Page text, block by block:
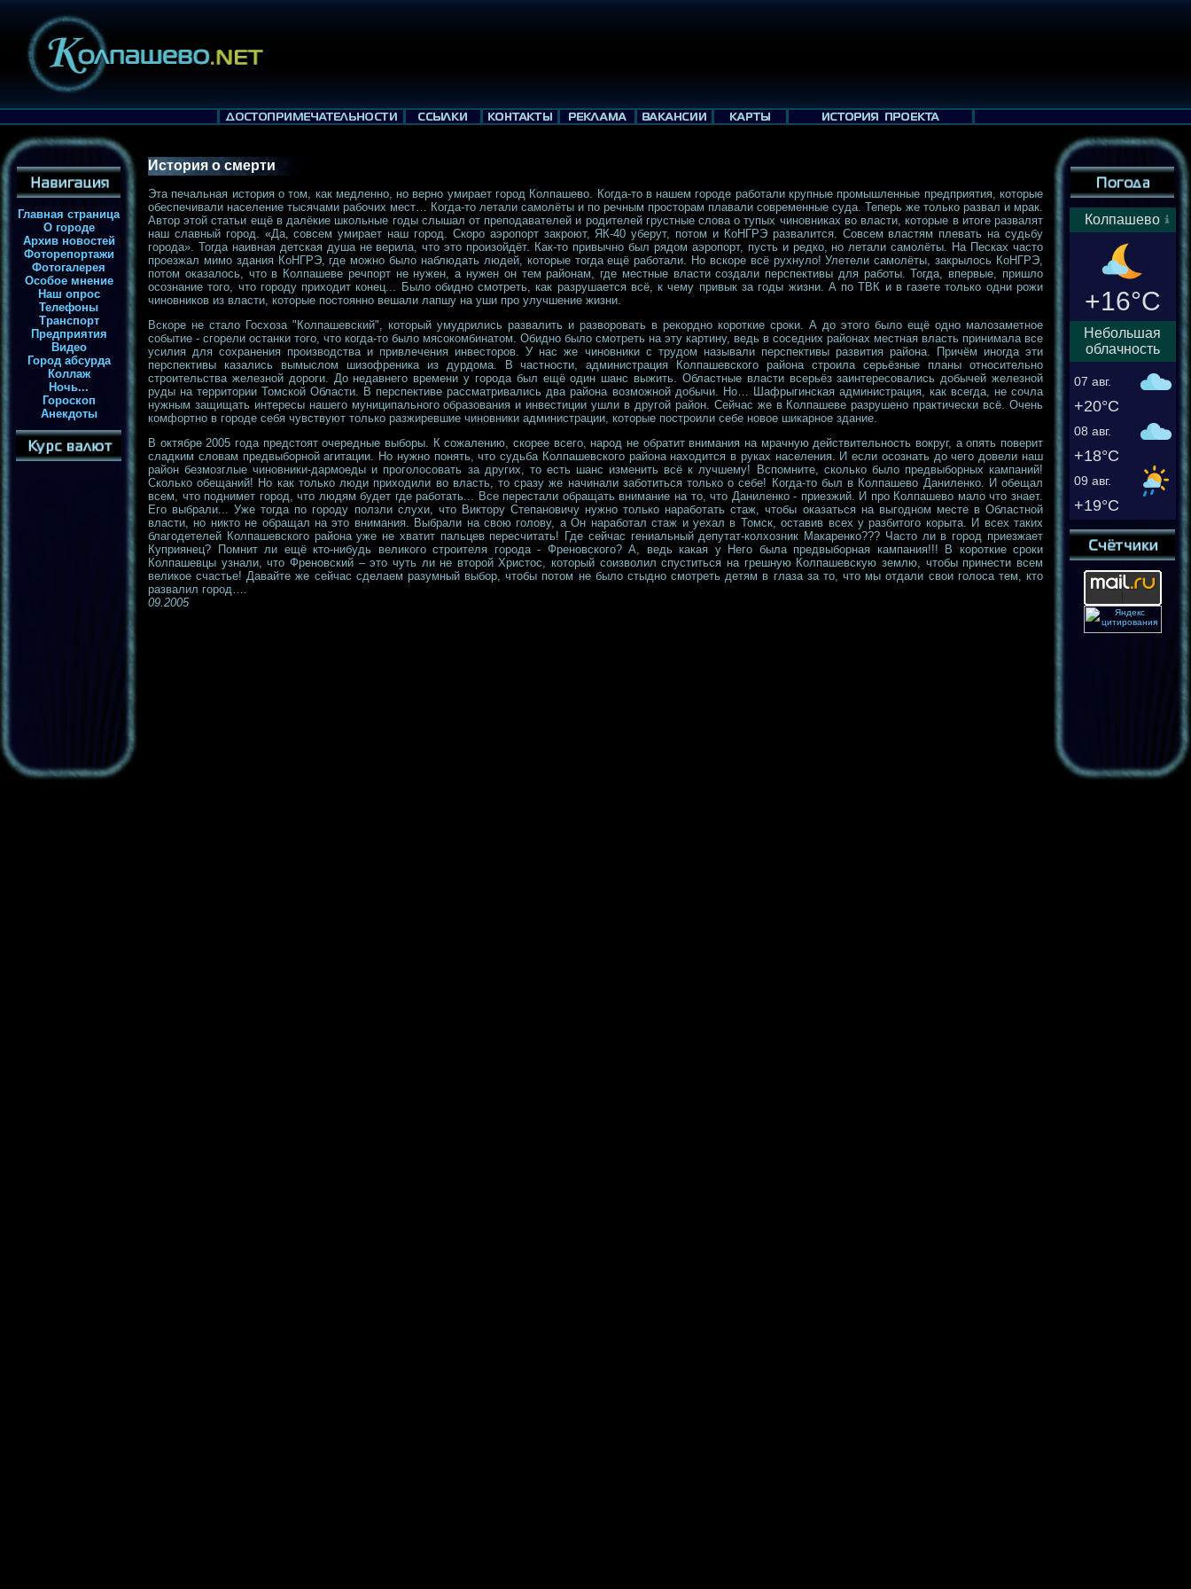
Главная страница
О городе
Архив новостей
Фоторепортажи
Фотогалерея
Особое мнение
Наш опрос
Телефоны
Транспорт
Предприятия
Видео
Город абсурда
Коллаж
Ночь...
Гороскоп
Анекдоты
История о смерти
Эта печальная история о том, как медленно, но верно умирает город Колпашево. Когда-то в нашем городе работали крупные промышленные предприятия, которые
обеспечивали население тысячами рабочих мест… Когда-то летали самолёты и по речным просторам плавали современные суда. Теперь же только развал и мрак.
Автор этой статьи ещё в далёкие школьные годы слышал от преподавателей и родителей грустные слова о тупых чиновниках во власти, которые в итоге развалят
наш славный город. «Да, совсем умирает наш город. Скоро аэропорт закроют, ЯК-40 уберут, потом и КоНГРЭ развалится. Совсем властям плевать на судьбу
города». Тогда наивная детская душа не верила, что это произойдёт. Как-то привычно был рядом аэропорт, пусть и редко, но летали самолёты. На Песках часто
проезжал мимо здания КоНГРЭ, где можно было наблюдать людей, которые тогда ещё работали. Но вскоре всё рухнуло! Улетели самолёты, закрылось КоНГРЭ,
потом оказалось, что в Колпашеве речпорт не нужен, а нужен он тем районам, где местные власти создали перспективы для работы. Тогда, впервые, пришло
осознание того, что городу приходит конец... Было обидно смотреть, как разрушается всё, к чему привык за годы жизни. А по ТВК и в газете только одни рожи
чиновников из власти, которые постоянно вешали лапшу на уши про улучшение жизни.
Вскоре не стало Госхоза "Колпашевский", который умудрились развалить и разворовать в рекордно короткие сроки. А до этого было ещё одно малозаметное
событие - сгорели останки того, что когда-то было мясокомбинатом. Обидно было смотреть на эту картину, ведь в соседних районах местная власть принимала все
усилия для сохранения производства и привлечения инвесторов. У нас же чиновники с трудом называли перспективы развития района. Причём иногда эти
перспективы казались вымыслом шизофреника из дурдома. В частности, администрация Колпашевского района строила серьёзные планы относительно
строительства железной дороги. До недавнего времени у города был ещё один шанс выжить. Областные власти всерьёз заинтересовались добычей железной
руды на территории Томской Области. В перспективе рассматривались два района возможной добычи. Но… Шафрыгинская администрация, как всегда, не сочла
нужным защищать интересы нашего муниципального образования и инвестиции ушли в другой район. Сейчас же в Колпашеве разрушено практически всё. Очень
комфортно в городе себя чувствуют только разжиревшие чиновники администрации, которые построили себе новое шикарное здание.
В октябре 2005 года предстоят очередные выборы. К сожалению, скорее всего, народ не обратит внимания на мрачную действительность вокруг, а опять поверит
сладким словам предвыборной агитации. Но нужно понять, что судьба Колпашевского района находится в руках населения. И если осознать до чего довели наш
район безмозглые чиновники-дармоеды и проголосовать за других, то есть шанс изменить всё к лучшему! Вспомните, сколько было предвыборных кампаний!
Сколько обещаний! Но как только люди приходили во власть, то сразу же начинали заботиться только о себе! Когда-то был в Колпашево Даниленко. И обещал
всем, что поднимет город, что людям будет где работать... Все перестали обращать внимание на то, что Даниленко - приезжий. И про Колпашево мало что знает.
Его выбрали... Уже тогда по городу ползли слухи, что Виктору Степановичу нужно только наработать стаж, чтобы оказаться на выгодном месте в Областной
власти, но никто не обращал на это внимания. Выбрали на свою голову, а Он наработал стаж и уехал в Томск, оставив всех у разбитого корыта. И всех таких
благодетелей Колпашевского района уже не хватит пальцев пересчитать! Где сейчас гениальный депутат-колхозник Макаренко??? Часто ли в город приезжает
Куприянец? Помнит ли ещё кто-нибудь великого строителя города - Френовского? А, ведь какая у Него была предвыборная кампания!!! В короткие сроки
Колпашевцы узнали, что Френовский – это чуть ли не второй Христос, который соизволил спуститься на грешную Колпашевскую землю, чтобы принести всем
великое счастье! Давайте же сейчас сделаем разумный выбор, чтобы потом не было стыдно смотреть детям в глаза за то, что мы отдали свои голоса тем, кто
развалил город….
09.2005
Колпашево
+16°C
Небольшая
облачность
07 авг.
+20°C
08 авг.
+18°C
09 авг.
+19°C